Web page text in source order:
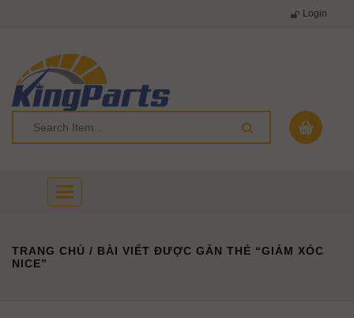
Login
Toggle
navigation
TRANG CHỦ / BÀI VIẾT ĐƯỢC GẮN THẺ “GIẢM XÓC
NICE”